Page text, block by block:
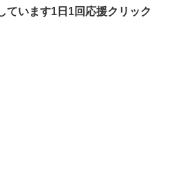
ています1日1回応援クリック